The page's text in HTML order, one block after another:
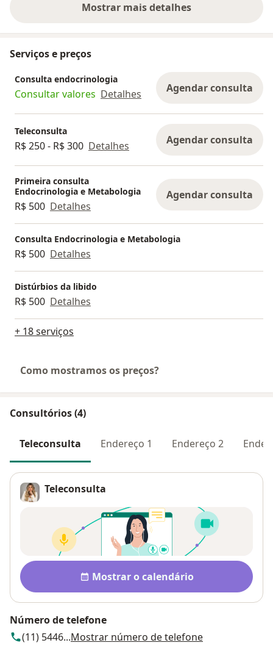
Mostrar mais detalhes
sobre a experiência
Serviços e preços
Consulta endocrinologia
Consultar valores Detalhes Agendar consulta
Teleconsulta
R$ 250 - R$ 300 Detalhes Agendar consulta
Primeira consulta
Endocrinologia e Metabologia
R$ 500 Detalhes
Agendar consulta
Consulta Endocrinologia e Metabologia
R$ 500 Detalhes
Distúrbios da libido
R$ 500 Detalhes
+ 18 serviços
Como mostramos os preços?
Consultórios (4)
Teleconsulta Endereço 1 Endereço 2
Teleconsulta
Disponibilidade
Mostrar o calendário
Número de telefone
(11) 5446...Mostrar número de telefone